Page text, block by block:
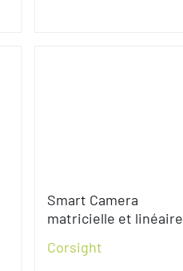
Smart Camera
matricielle et linéaire
Corsight